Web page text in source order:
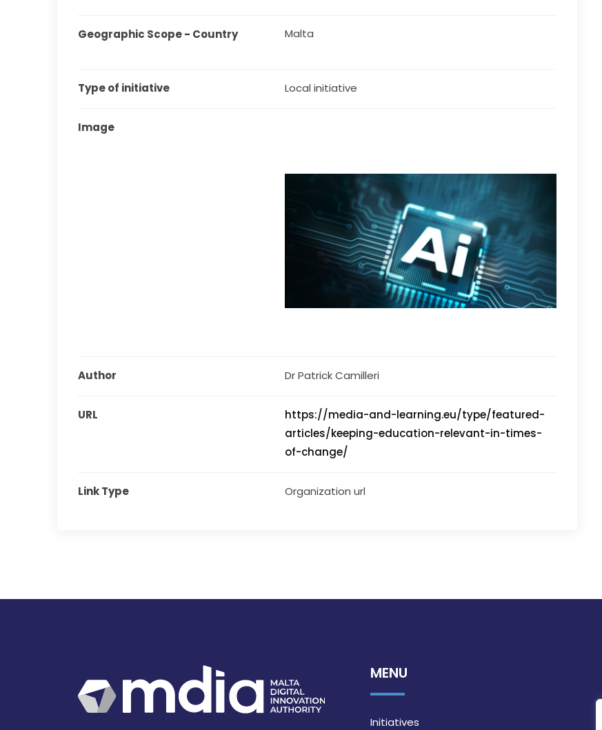
Geographic Scope - Country Malta
Type of initiative Local initiative
Image
Author Dr Patrick Camilleri
URL
https://media-and-learning.eu/type/featured-
articles/keeping-education-relevant-in-times-
of-change/
Link Type Organization url
MENU
Initiatives